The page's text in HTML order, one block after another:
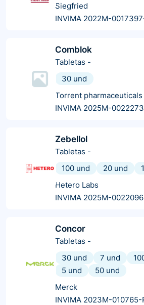
Siegfried
INVIMA 2022M-
Comblok
Tabletas -
30 und
Torrent pharmaceuticals
INVIMA 2025M-0022273
Zebellol
Tabletas -
100 und
20 und
Hetero Labs
INVIMA 2025M-0022096
Concor
Tabletas -
30 und
7 und
5 und
50 und
Merck
INVIMA 2023M-010765-